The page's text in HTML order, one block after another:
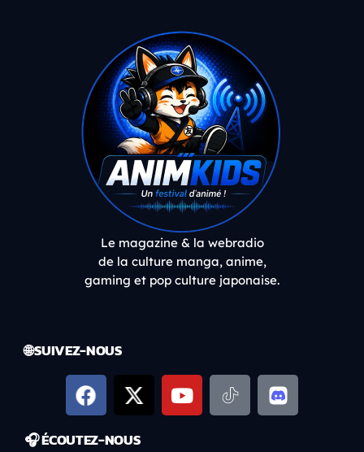
Le magazine & la webradio
de la culture manga, anime,
gaming et pop culture japonaise.
🌐 SUIVEZ-NOUS
🎧 ÉCOUTEZ-NOUS